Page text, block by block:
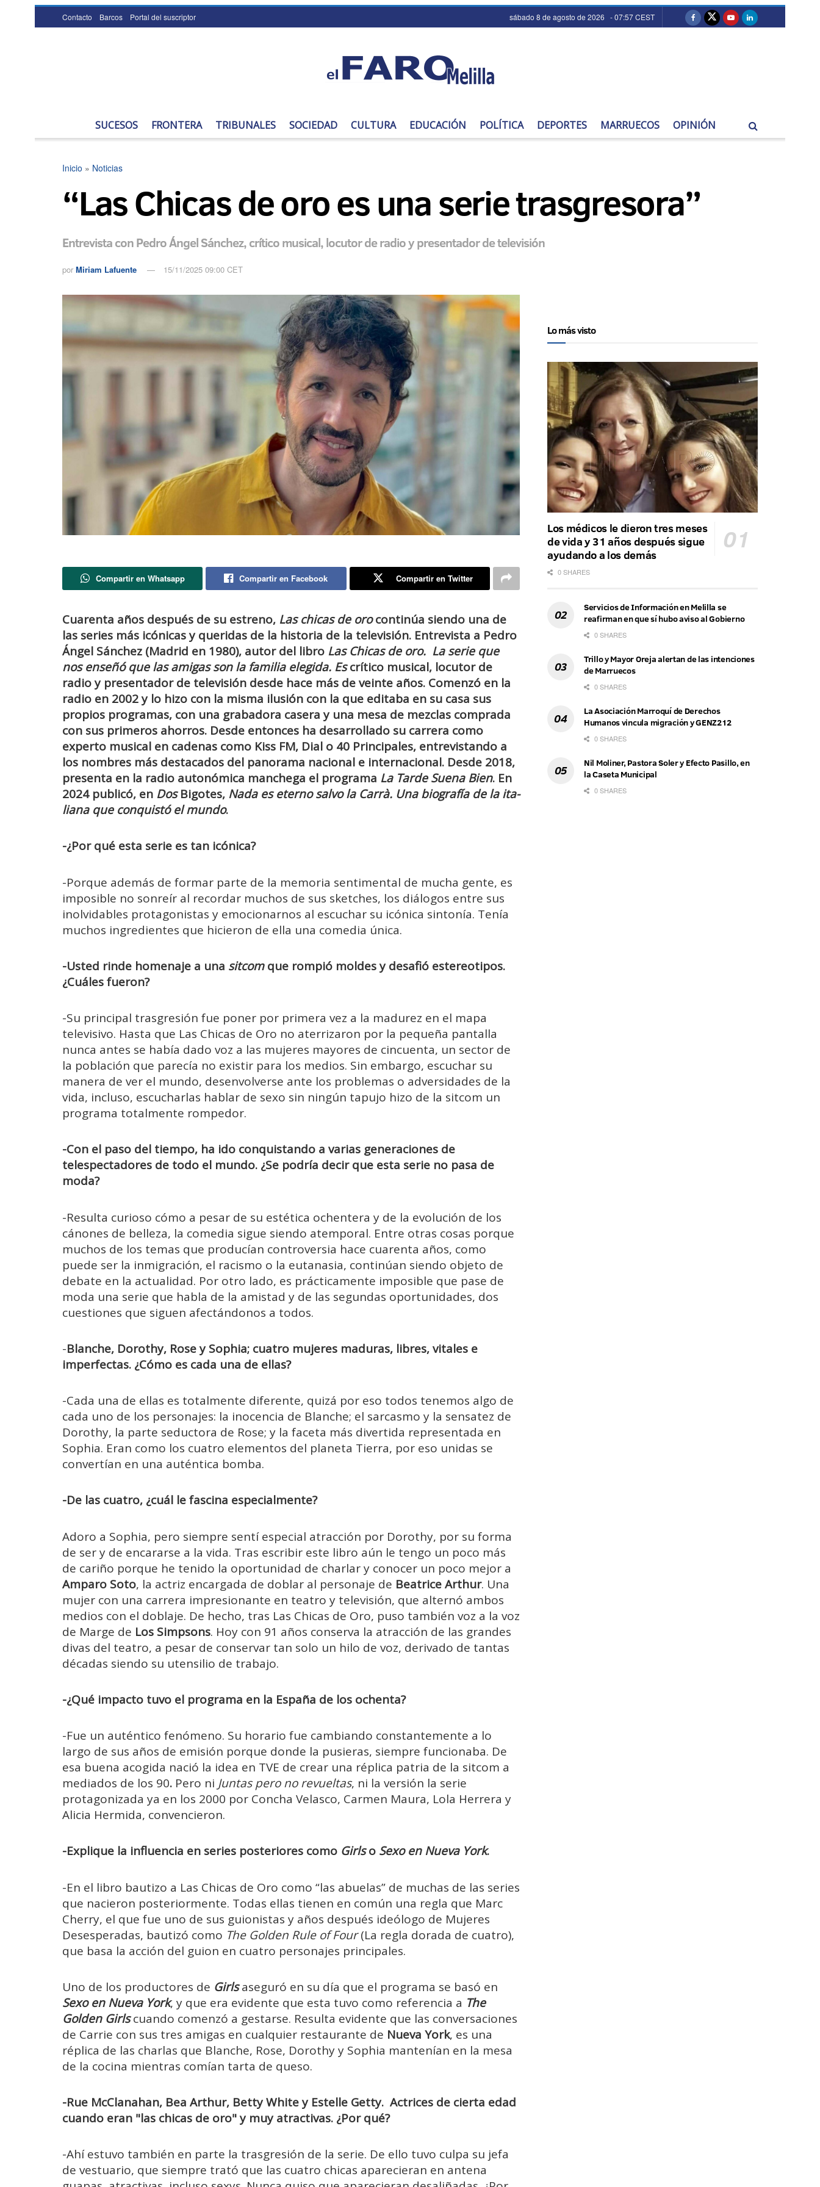
Contacto Barcos Portal del suscriptor sábado 8 de agosto de 2026 - 07:57 CEST
SUCESOS FRONTERA TRIBUNALES SOCIEDAD CULTURA EDUCACIÓN POLÍTICA DEPORTES MARRUECOS OPINIÓN
Inicio » Noticias
“Las Chicas de oro es una serie trasgresora”
Entrevista con Pedro Ángel Sánchez, crítico musical, locutor de radio y presentador de televisión
por Miriam Lafuente 15/11/2025 09:00 CET
Compartir en Whatsapp Compartir en Facebook Compartir en Twitter
Cuarenta años después de su estreno, Las chicas de orocontinúa siendo una de
las series más icónicas y queridas de la historia de la televisión. Entrevista a Pedro
Ángel Sánchez (Madrid en 1980), autor del libro Las Chicas de oro. La serie que
nos enseñó que las amigas son la familia elegida. Escrítico musical, locutor de
radio y presentador de tele­visión desde hace más de veinte años. Comenzó en la
radio en 2002 y lo hizo con la misma ilusión con la que editaba en su casa sus
propios programas, con una grabadora casera y una mesa de mezclas com­prada
con sus primeros ahorros. Desde entonces ha desarrollado su carrera como
experto musical en cadenas como Kiss FM, Dial o 40 Principales, entre­vistando a
los nombres más destacados del pano­rama nacional e internacional. Desde 2018,
presenta en la radio autonómica manchega el programa La Tarde Suena Bien. En
2024 publicó, en DosBigotes, Nada es eterno salvo la Carrà. Una biografía de la ita­
liana que conquistó el mundo.
-¿Por qué esta serie es tan icónica?
-Porque además de formar parte de la memoria sentimental de mucha gente, es
imposible no sonreír al recordar muchos de sus sketches, los diálogos entre sus
inolvidables protagonistas y emocionarnos al escuchar su icónica sintonía. Tenía
muchos ingredientes que hicieron de ella una comedia única.
-Usted rinde homenaje a una sitcomque rompió moldes y desafió estereotipos.
¿Cuáles fueron?
-Su principal trasgresión fue poner por primera vez a la madurez en el mapa
televisivo. Hasta que Las Chicas de Oro no aterrizaron por la pequeña pantalla
nunca antes se había dado voz a las mujeres mayores de cincuenta, un sector de
la población que parecía no existir para los medios. Sin embargo, escuchar su
manera de ver el mundo, desenvolverse ante los problemas o adversidades de la
vida, incluso, escucharlas hablar de sexo sin ningún tapujo hizo de la sitcom un
programa totalmente rompedor.
-Con el paso del tiempo, ha ido conquistando a varias generaciones de
telespectadores de todo el mundo. ¿Se podría decir que esta serie no pasa de
moda?
-Resulta curioso cómo a pesar de su estética ochentera y de la evolución de los
cánones de belleza, la comedia sigue siendo atemporal. Entre otras cosas porque
muchos de los temas que producían controversia hace cuarenta años, como
puede ser la inmigración, el racismo o la eutanasia, continúan siendo objeto de
debate en la actualidad. Por otro lado, es prácticamente imposible que pase de
moda una serie que habla de la amistad y de las segundas oportunidades, dos
cuestiones que siguen afectándonos a todos.
-Blanche, Dorothy, Rose y Sophia; cuatro mujeres maduras, libres, vitales e
imperfectas. ¿Cómo es cada una de ellas?
-Cada una de ellas es totalmente diferente, quizá por eso todos tenemos algo de
cada uno de los personajes: la inocencia de Blanche; el sarcasmo y la sensatez de
Dorothy, la parte seductora de Rose; y la faceta más divertida representada en
Sophia. Eran como los cuatro elementos del planeta Tierra, por eso unidas se
convertían en una auténtica bomba.
-De las cuatro, ¿cuál le fascina especialmente?
Adoro a Sophia, pero siempre sentí especial atracción por Dorothy, por su forma
de ser y de encararse a la vida. Tras escribir este libro aún le tengo un poco más
de cariño porque he tenido la oportunidad de charlar y conocer un poco mejor a
Amparo Soto, la actriz encargada de doblar al personaje de Beatrice Arthur. Una
mujer con una carrera impresionante en teatro y televisión, que alternó ambos
medios con el doblaje. De hecho, tras Las Chicas de Oro, puso también voz a la voz
de Marge de Los Simpsons. Hoy con 91 años conserva la atracción de las grandes
divas del teatro, a pesar de conservar tan solo un hilo de voz, derivado de tantas
décadas siendo su utensilio de trabajo.
-¿Qué impacto tuvo el programa en la España de los ochenta?
-Fue un auténtico fenómeno. Su horario fue cambiando constantemente a lo
largo de sus años de emisión porque donde la pusieras, siempre funcionaba. De
esa buena acogida nació la idea en TVE de crear una réplica patria de la sitcom a
mediados de los 90. Pero ni Juntas pero no revueltas, ni la versión la serie
protagonizada ya en los 2000 por Concha Velasco, Carmen Maura, Lola Herrera y
Alicia Hermida, convencieron.
-Explique la influencia en series posteriores como Girlso Sexo en Nueva York.
-En el libro bautizo a Las Chicas de Oro como “las abuelas” de muchas de las series
que nacieron posteriormente. Todas ellas tienen en común una regla que Marc
Cherry, el que fue uno de sus guionistas y años después ideólogo de Mujeres
Desesperadas, bautizó como The Golden Rule of Four(La regla dorada de cuatro),
que basa la acción del guion en cuatro personajes principales.
Uno de los productores de Girlsaseguró en su día que el programa se basó en
Sexo en Nueva York, y que era evidente que esta tuvo como referencia a The
Golden Girlscuando comenzó a gestarse. Resulta evidente que las conversaciones
de Carrie con sus tres amigas en cualquier restaurante de Nueva York, es una
réplica de las charlas que Blanche, Rose, Dorothy y Sophia mantenían en la mesa
de la cocina mientras comían tarta de queso.
-Rue McClanahan, Bea Arthur, Betty White y Estelle Getty. Actrices de cierta edad
cuando eran "las chicas de oro" y muy atractivas. ¿Por qué?
-Ahí estuvo también en parte la trasgresión de la serie. De ello tuvo culpa su jefa
de vestuario, que siempre trató que las cuatro chicas aparecieran en antena
Lo más visto
Los médicos le dieron tres meses
de vida y 31 años después sigue
ayudando a los demás
0 SHARES
Servicios de Información en Melilla se
reafirman en que sí hubo aviso al Gobierno
0 SHARES
Trillo y Mayor Oreja alertan de las intenciones
de Marruecos
0 SHARES
La Asociación Marroquí de Derechos
Humanos vincula migración y GENZ212
0 SHARES
Nil Moliner, Pastora Soler y Efecto Pasillo, en
la Caseta Municipal
0 SHARES